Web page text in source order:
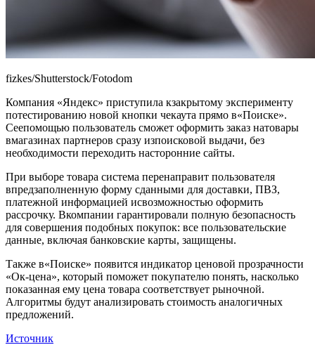
fizkes/Shutterstock/Fotodom
Компания «Яндекс» приступила кзакрытому эксперименту
потестированию новой кнопки чекаута прямо в«Поиске».
Сеепомощью пользователь сможет оформить заказ натовары
вмагазинах партнеров сразу изпоисковой выдачи, без
необходимости переходить насторонние сайты.
При выборе товара система перенаправит пользователя
впредзаполненную форму сданными для доставки, ПВЗ,
платежной информацией исвозможностью оформить
рассрочку. Вкомпании гарантировали полную безопасность
для совершения подобных покупок: все пользовательские
данные, включая банковские карты, защищены.
Также в«Поиске» появится индикатор ценовой прозрачности
«Ок-цена», который поможет покупателю понять, насколько
показанная ему цена товара соответствует рыночной.
Алгоритмы будут анализировать стоимость аналогичных
предложений.
Источник